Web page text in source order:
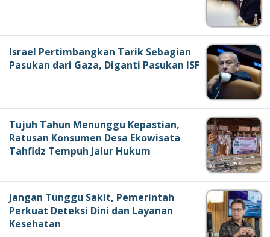
Israel Pertimbangkan Tarik Sebagian
Pasukan dari Gaza, Diganti Pasukan ISF
Tujuh Tahun Menunggu Kepastian,
Ratusan Konsumen Desa Ekowisata
Tahfidz Tempuh Jalur Hukum
Jangan Tunggu Sakit, Pemerintah
Perkuat Deteksi Dini dan Layanan
Kesehatan